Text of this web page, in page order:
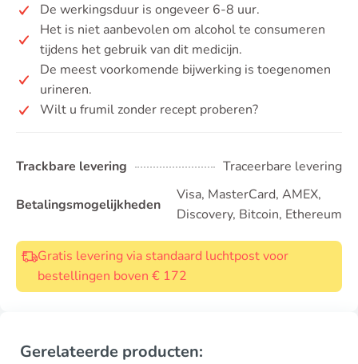
De werkingsduur is ongeveer 6-8 uur.
Het is niet aanbevolen om alcohol te consumeren
tijdens het gebruik van dit medicijn.
De meest voorkomende bijwerking is toegenomen
urineren.
Wilt u frumil zonder recept proberen?
Trackbare levering Traceerbare levering
Betalingsmogelijkheden
Visa, MasterCard, AMEX,
Discovery, Bitcoin, Ethereum
Gratis levering via standaard luchtpost voor
bestellingen boven € 172
Gerelateerde producten: